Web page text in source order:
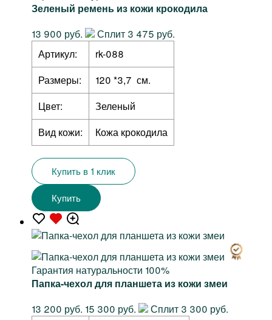
Зеленый ремень из кожи крокодила
13 900 руб.
Сплит 3 475 руб.
Артикул:
rk-088
Размеры:
120 *3,7 см.
Цвет:
Зеленый
Вид кожи:
Кожа крокодила
Купить в 1 клик
Купить
Гарантия натуральности 100%
Папка-чехол для планшета из кожи змеи
13 200 руб. 15 300 руб.
Сплит 3 300 руб.